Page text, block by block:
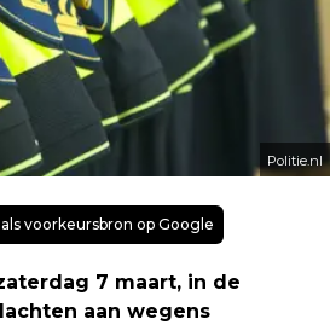
Politie.nl
voorkeursbron op Google
7 maart, in de
aan wegens